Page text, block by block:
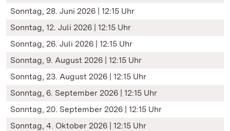
Sonntag, 28. Juni 2026 | 12:15 Uhr
Sonntag, 12. Juli 2026 | 12:15 Uhr
Sonntag, 26. Juli 2026 | 12:15 Uhr
Sonntag, 9. August 2026 | 12:15 Uhr
Sonntag, 23. August 2026 | 12:15 Uhr
Sonntag, 6. September 2026 | 12:15 Uhr
Sonntag, 20. September 2026 | 12:15 Uhr
Sonntag, 4. Oktober 2026 | 12:15 Uhr